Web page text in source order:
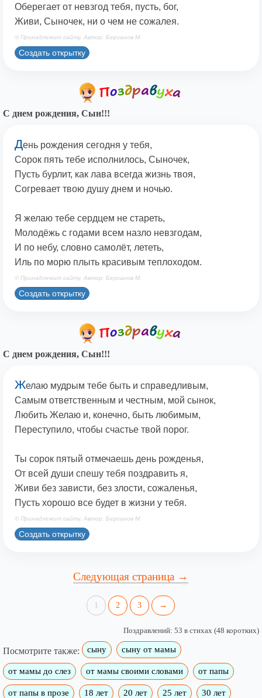
Оберегает от невзгод тебя, пусть, бог,
Живи, Сыночек, ни о чем не сожалея.
© Принадлежит сайту. Автор: Берсанов М.
Создать открытку
С днем рождения, Сын!!!
День рождения сегодня у тебя,
Сорок пять тебе исполнилось, Сыночек,
Пусть бурлит, как лава всегда жизнь твоя,
Согревает твою душу днем и ночью.
Я желаю тебе сердцем не стареть,
Молодёжь с годами всем назло невзгодам,
И по небу, словно самолёт, лететь,
Иль по морю плыть красивым теплоходом.
© Принадлежит сайту. Автор: Берсанов М.
Создать открытку
С днем рождения, Сын!!!
Желаю мудрым тебе быть и справедливым,
Самым ответственным и честным, мой сынок,
Любить Желаю и, конечно, быть любимым,
Переступило, чтобы счастье твой порог.
Ты сорок пятый отмечаешь день рожденья,
От всей души спешу тебя поздравить я,
Живи без зависти, без злости, сожаленья,
Пусть хорошо все будет в жизни у тебя.
© Принадлежит сайту. Автор: Берсанов М.
Создать открытку
Следующая страница →
1 2 3 →
Поздравлений: 53 в стихах (48 коротких)
Посмотрите также: сыну сыну от мамы
от мамы до слез от мамы своими словами от папы
от папы в прозе 18 лет 20 лет 25 лет 30 лет